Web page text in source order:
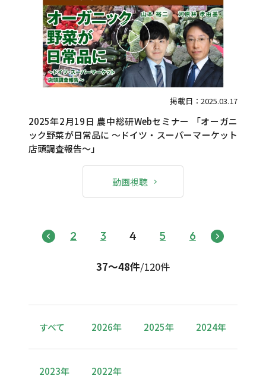
掲載日：2025.03.17
2025年2月19日 農中総研Webセミナー 「オーガニ
ック野菜が日常品に ～ドイツ・スーパーマーケット
店頭調査報告～」
動画視聴
2 3 4 5 6
37〜48件/120件
すべて 2026年 2025年 2024年
2023年 2022年